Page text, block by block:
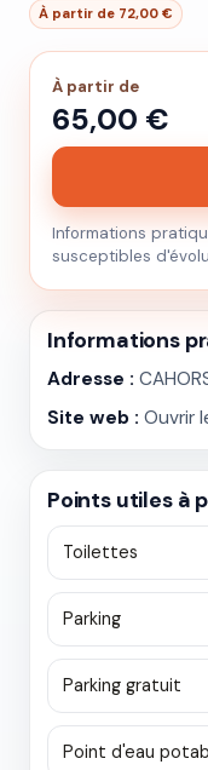
À partir de 72,00 €
À partir de
65,00 €
Informations
susceptibles
Informations
Adresse :
Site web : Ouvrir
Points utiles à
Toilettes
Parking
Parking gratuit
Point d'eau